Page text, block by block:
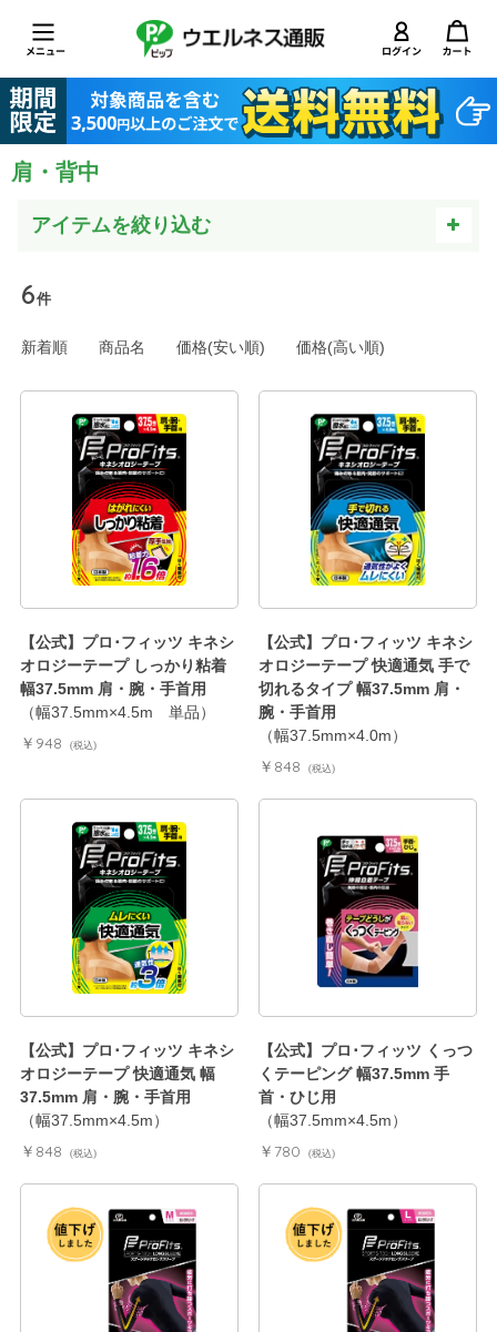
肩・背中
6件
新着順 商品名 価格(安い順) 価格(高い順)
【公式】プロ･フィッツ キネシ
オロジーテープ しっかり粘着
幅37.5mm 肩・腕・手首用
（幅37.5mm×4.5m 単品）
￥948 (税込)
【公式】プロ･フィッツ キネシ
オロジーテープ 快適通気 手で
切れるタイプ 幅37.5mm 肩・
腕・手首用
（幅37.5mm×4.0m）
￥848 (税込)
【公式】プロ･フィッツ キネシ
オロジーテープ 快適通気 幅
37.5mm 肩・腕・手首用
（幅37.5mm×4.5m）
￥848 (税込)
【公式】プロ･フィッツ くっつ
くテーピング 幅37.5mm 手
首・ひじ用
（幅37.5mm×4.5m）
￥780 (税込)